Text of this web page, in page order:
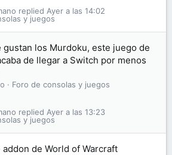
y juegos
Ayer a las 14:02
gustan los Murdoku, este juego de
de llegar a Switch por menos
Foro de consolas y juegos
y juegos
Ayer a las 13:23
addon de World of Warcraft